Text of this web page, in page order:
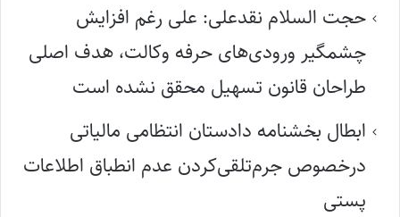
حجت السلام نقدعلی: علی رغم افزایش
چشمگیر ورودی‌های حرفه وکالت، هدف اصلی
طراحان قانون تسهیل محقق نشده است
ابطال بخشنامه دادستان انتظامی مالیاتی
درخصوص جرم‌تلقی‌کردن عدم انطباق اطلاعات
پستی